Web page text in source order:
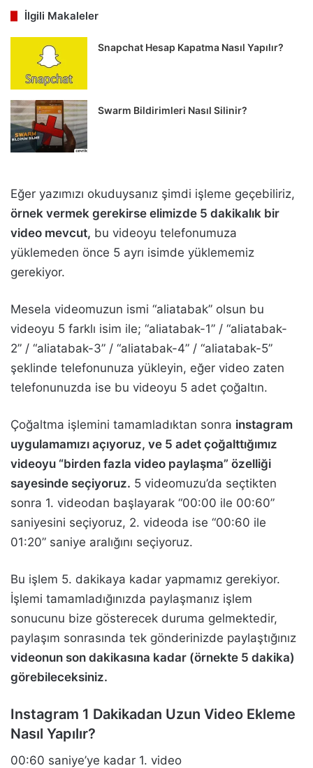
İlgili Makaleler
Snapchat Hesap Kapatma Nasıl Yapılır?
Swarm Bildirimleri Nasıl Silinir?
Eğer yazımızı okuduysanız şimdi işleme geçebiliriz,
örnek vermek gerekirse elimizde 5 dakikalık bir
video mevcut, bu videoyu telefonumuza
yüklemeden önce 5 ayrı isimde yüklememiz
gerekiyor.
Mesela videomuzun ismi “aliatabak” olsun bu
videoyu 5 farklı isim ile; “aliatabak-1” / “aliatabak-
2” / “aliatabak-3” / “aliatabak-4” / “aliatabak-5”
şeklinde telefonunuza yükleyin, eğer video zaten
telefonunuzda ise bu videoyu 5 adet çoğaltın.
Çoğaltma işlemini tamamladıktan sonra instagram
uygulamamızı açıyoruz, ve 5 adet çoğalttığımız
videoyu “birden fazla video paylaşma” özelliği
sayesinde seçiyoruz. 5 videomuzu’da seçtikten
sonra 1. videodan başlayarak “00:00 ile 00:60”
saniyesini seçiyoruz, 2. videoda ise “00:60 ile
01:20” saniye aralığını seçiyoruz.
Bu işlem 5. dakikaya kadar yapmamız gerekiyor.
İşlemi tamamladığınızda paylaşmanız işlem
sonucunu bize gösterecek duruma gelmektedir,
paylaşım sonrasında tek gönderinizde paylaştığınız
videonun son dakikasına kadar (örnekte 5 dakika)
görebileceksiniz.
Instagram 1 Dakikadan Uzun Video Ekleme
Nasıl Yapılır?
00:60 saniye’ye kadar 1. video